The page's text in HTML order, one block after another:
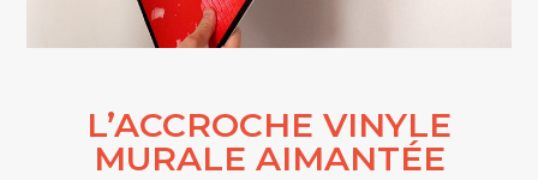
L’ACCROCHE VINYLE
MURALE AIMANTÉE